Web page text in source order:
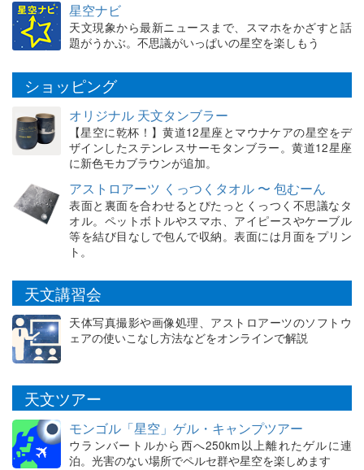
星空ナビ
天文現象から最新ニュースまで、スマホをかざすと話
題がうかぶ。不思議がいっぱいの星空を楽しもう
ショッピング
オリジナル 天文タンブラー
【星空に乾杯！】黄道12星座とマウナケアの星空をデ
ザインしたステンレスサーモタンブラー。黄道12星座
に新色モカブラウンが追加。
アストロアーツ くっつくタオル 〜 包むーん
表面と裏面を合わせるとぴたっとくっつく不思議なタ
オル。ペットボトルやスマホ、アイピースやケーブル
等を結び目なしで包んで収納。表面には月面をプリン
ト。
天文講習会
天体写真撮影や画像処理、アストロアーツのソフトウ
ェアの使いこなし方法などをオンラインで解説
天文ツアー
モンゴル「星空」ゲル・キャンプツアー
ウランバートルから西へ250km以上離れたゲルに連
泊。光害のない場所でペルセ群や星空を楽しめます